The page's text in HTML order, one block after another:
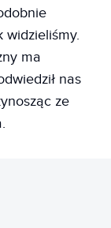
widzieliśmy.
ma
nas
ze